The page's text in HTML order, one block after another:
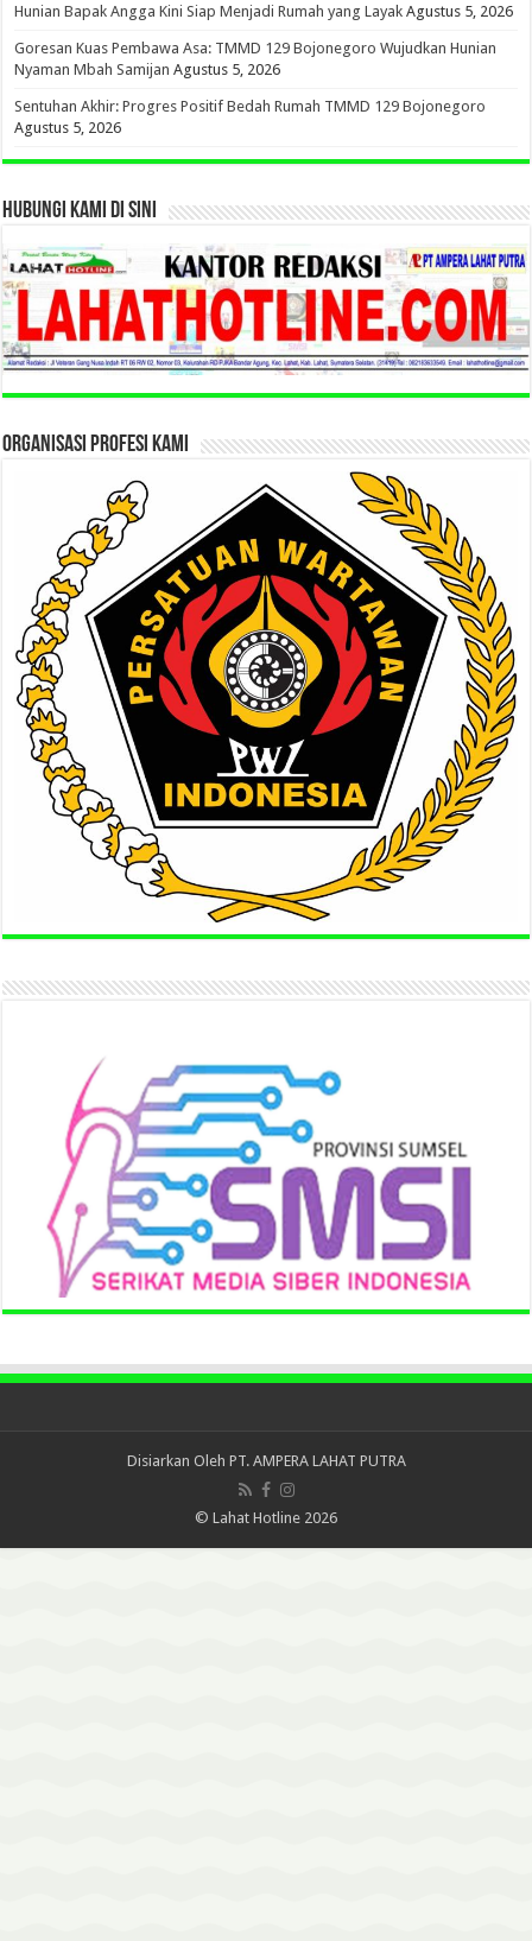
Hunian Bapak Angga Kini Siap Menjadi Rumah yang Layak Agustus 5, 2026
Goresan Kuas Pembawa Asa: TMMD 129 Bojonegoro Wujudkan Hunian
Nyaman Mbah Samijan Agustus 5, 2026
Sentuhan Akhir: Progres Positif Bedah Rumah TMMD 129 Bojonegoro
Agustus 5, 2026
HUBUNGI KAMI DI SINI
ORGANISASI PROFESI KAMI
Disiarkan Oleh PT. AMPERA LAHAT PUTRA
© Lahat Hotline 2026